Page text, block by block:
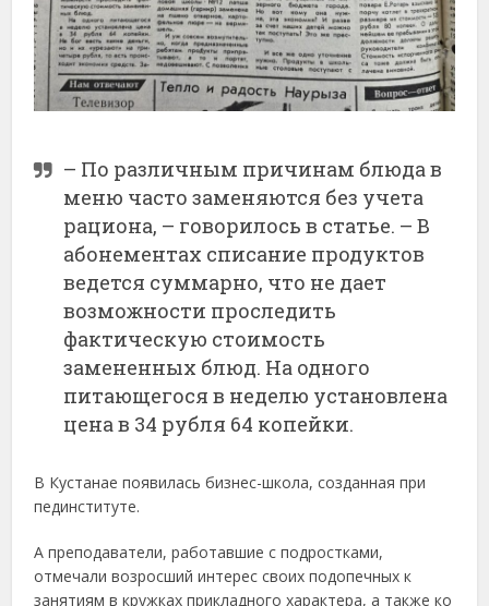
– По различным причинам блюда в
меню часто заменяются без учета
рациона, – говорилось в статье. – В
абонементах списание продуктов
ведется суммарно, что не дает
возможности проследить
фактическую стоимость
замененных блюд. На одного
питающегося в неделю установлена
цена в 34 рубля 64 копейки.
В Кустанае появилась бизнес-школа, созданная при
пединституте.
А преподаватели, работавшие с подростками,
отмечали возросший интерес своих подопечных к
занятиям в кружках прикладного характера, а также ко